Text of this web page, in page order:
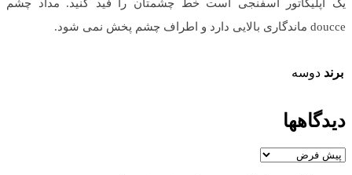
یک اپلیکاتور اسفنجی است خط چشمتان را فید کنید. مداد چشم
doucce ماندگاری بالایی دارد و اطراف چشم پخش نمی شود.
برند دوسه
دیدگاهها